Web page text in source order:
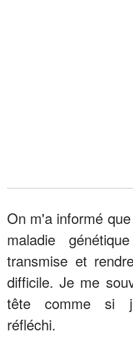
On m'a informé
maladie
transmise et
difficile. Je me
tête comme si
réfléchi.